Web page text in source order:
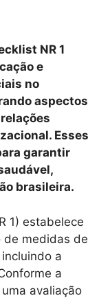
NR 1
e
no
aspectos
Esses
garantir
brasileira.
1) estabelece
de medidas de
a
a
avaliação